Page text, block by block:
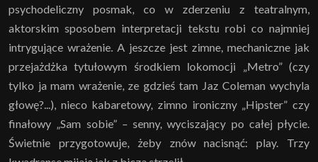
psychodeliczny posmak, co w zderzeniu z teatralnym,
aktorskim sposobem interpretacji tekstu robi co najmniej
intrygujące wrażenie. A jeszcze jest zimne, mechaniczne jak
przejażdżka tytułowym środkiem lokomocji „Metro” (czy
tylko ja mam wrażenie, ze gdzieś tam Jaz Coleman wychyla
głowę?...), nieco kabaretowy, zimno ironiczny „Hipster” czy
finałowy „Sam sobie” – senny, wyciszający po całej płycie.
Świetnie przygotowuje, żeby znów nacisnąć: play. Trzy